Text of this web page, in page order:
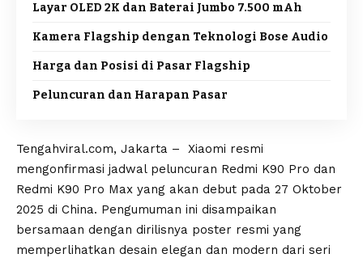
Layar OLED 2K dan Baterai Jumbo 7.500 mAh
Kamera Flagship dengan Teknologi Bose Audio
Harga dan Posisi di Pasar Flagship
Peluncuran dan Harapan Pasar
Tengahviral.com, Jakarta – Xiaomi resmi
mengonfirmasi jadwal peluncuran Redmi K90 Pro dan
Redmi K90 Pro Max yang akan debut pada 27 Oktober
2025 di China. Pengumuman ini disampaikan
bersamaan dengan dirilisnya poster resmi yang
memperlihatkan desain elegan dan modern dari seri